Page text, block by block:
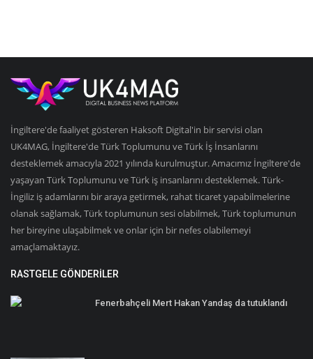
İngiltere'de faaliyet gösteren Haksoft Digital'in bir servisi olan
UK4MAG, İngiltere'de Türk Toplumunu ve Türk İş İnsanlarını
desteklemek amacıyla 2021 yılında kurulmuştur. Amacımız İngiltere'de
yaşayan Türk Toplumunu ve Türk iş insanlarını desteklemek. Türk-
İngiliz iş adamlarını bir araya getirmek, rahat ticaret yapabilmelerine
olanak sağlamak, Türk toplumunun sesi olabilmek, Türk toplumunun
her bireyine ulaşabilmek ve onlar için bir nefes olabilemeyi
amaçlamaktayız.
RASTGELE GÖNDERILER
Fenerbahçeli Mert Hakan Yandaş da tutuklandı